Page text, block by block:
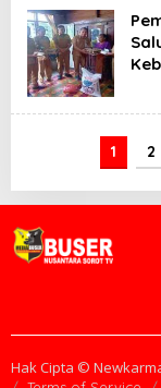
1 2
Hak Cipta ©